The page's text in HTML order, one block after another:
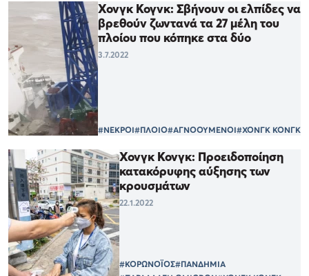
Χονγκ Κογνκ: Σβήνουν οι ελπίδες να
βρεθούν ζωντανά τα 27 μέλη του
πλοίου που κόπηκε στα δύο
3.7.2022
#ΝΕΚΡΟΙ#ΠΛΟΙΟ#ΑΓΝΟΟΥΜΕΝΟΙ#ΧΟΝΓΚ ΚΟΝΓΚ
Χονγκ Κονγκ: Προειδοποίηση
κατακόρυφης αύξησης των
κρουσμάτων
22.1.2022
#ΚΟΡΩΝΟΪΟΣ#ΠΑΝΔΗΜΙΑ